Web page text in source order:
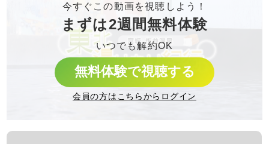
今すぐこの動画を視聴しよう！
まずは2週間無料体験
いつでも解約OK
無料体験で視聴する
会員の方はこちらからログイン